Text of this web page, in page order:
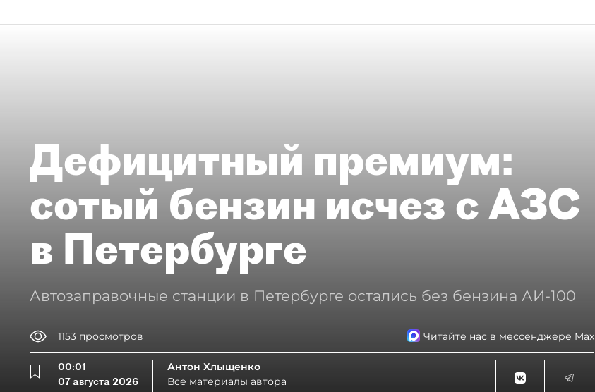
Дефицитный премиум:
сотый бензин исчез с АЗС
в Петербурге
Автозаправочные станции в Петербурге остались без бензина АИ-100
1153 просмотров Читайте нас в мессенджере Max
00:01
07 августа 2026
Антон Хлыщенко
Все материалы автора